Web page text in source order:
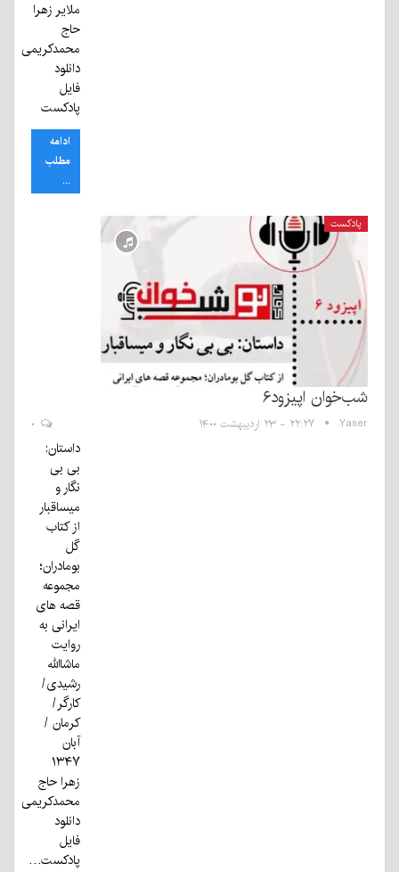
ملایر زهرا
حاج
محمدکریمی
دانلود
فایل
پادکست
ادامه
مطلب
...
پادکست
شب‌خوان اپیزود۶
Yaser ۲۲:۲۷ - ۲۳ اردیبهشت ۱۴۰۰
داستان:
بی بی
نگار و
میساقبار
از کتاب
گل
بومادران؛
مجموعه
قصه های
ایرانی به
روایت
ماشاالله
رشیدی/
کارگر/
کرمان /
آبان
۱۳۴۷
زهرا حاج
محمدکریمی
دانلود
فایل
پادکست…